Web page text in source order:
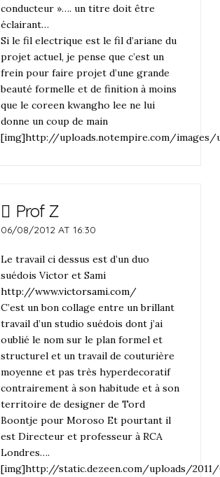
conducteur »…. un titre doit être
éclairant…
Si le fil electrique est le fil d’ariane du
projet actuel, je pense que c’est un
frein pour faire projet d’une grande
beauté formelle et de finition à moins
que le coreen kwangho lee ne lui
donne un coup de main
[img]http://uploads.notempire.com/
Prof Z
06/08/2012 AT 16:30
Le travail ci dessus est d’un duo
suédois Victor et Sami
http://www.victorsami.com/
C’est un bon collage entre un brillant
travail d’un studio suédois dont j’ai
oublié le nom sur le plan formel et
structurel et un travail de couturière
moyenne et pas très hyperdecoratif
contrairement à son habitude et à son
territoire de designer de Tord
Boontje pour Moroso Et pourtant il
est Directeur et professeur à RCA
Londres….
[img]http://static.dezeen.com/uploads/